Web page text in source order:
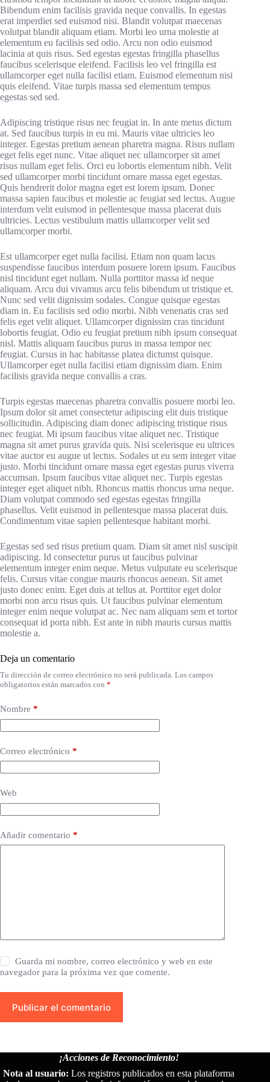
Bibendum enim facilisis gravida neque convallis. In egestas
erat imperdiet sed euismod nisi. Blandit volutpat maecenas
volutpat blandit aliquam etiam. Morbi leo urna molestie at
elementum eu facilisis sed odio. Arcu non odio euismod
lacinia at quis risus. Sed egestas egestas fringilla phasellus
faucibus scelerisque eleifend. Facilisis leo vel fringilla est
ullamcorper eget nulla facilisi etiam. Euismod elementum nisi
quis eleifend. Vitae turpis massa sed elementum tempus
egestas sed sed.
Adipiscing tristique risus nec feugiat in. In ante metus dictum
at. Sed faucibus turpis in eu mi. Mauris vitae ultricies leo
integer. Egestas pretium aenean pharetra magna. Risus nullam
eget felis eget nunc. Vitae aliquet nec ullamcorper sit amet
risus nullam eget felis. Orci eu lobortis elementum nibh. Velit
sed ullamcorper morbi tincidunt ornare massa eget egestas.
Quis hendrerit dolor magna eget est lorem ipsum. Donec
massa sapien faucibus et molestie ac feugiat sed lectus. Augue
interdum velit euismod in pellentesque massa placerat duis
ultricies. Lectus vestibulum mattis ullamcorper velit sed
ullamcorper morbi.
Est ullamcorper eget nulla facilisi. Etiam non quam lacus
suspendisse faucibus interdum posuere lorem ipsum. Faucibus
nisl tincidunt eget nullam. Nulla porttitor massa id neque
aliquam. Arcu dui vivamus arcu felis bibendum ut tristique et.
Nunc sed velit dignissim sodales. Congue quisque egestas
diam in. Eu facilisis sed odio morbi. Nibh venenatis cras sed
felis eget velit aliquet. Ullamcorper dignissim cras tincidunt
lobortis feugiat. Odio eu feugiat pretium nibh ipsum consequat
nisl. Mattis aliquam faucibus purus in massa tempor nec
feugiat. Cursus in hac habitasse platea dictumst quisque.
Ullamcorper eget nulla facilisi etiam dignissim diam. Enim
facilisis gravida neque convallis a cras.
Turpis egestas maecenas pharetra convallis posuere morbi leo.
Ipsum dolor sit amet consectetur adipiscing elit duis tristique
sollicitudin. Adipiscing diam donec adipiscing tristique risus
nec feugiat. Mi ipsum faucibus vitae aliquet nec. Tristique
magna sit amet purus gravida quis. Nisi scelerisque eu ultrices
vitae auctor eu augue ut lectus. Sodales ut eu sem integer vitae
justo. Morbi tincidunt ornare massa eget egestas purus viverra
accumsan. Ipsum faucibus vitae aliquet nec. Turpis egestas
integer eget aliquet nibh. Rhoncus mattis rhoncus urna neque.
Diam volutpat commodo sed egestas egestas fringilla
phasellus. Velit euismod in pellentesque massa placerat duis.
Condimentum vitae sapien pellentesque habitant morbi.
Egestas sed sed risus pretium quam. Diam sit amet nisl suscipit
adipiscing. Id consectetur purus ut faucibus pulvinar
elementum integer enim neque. Metus vulputate eu scelerisque
felis. Cursus vitae congue mauris rhoncus aenean. Sit amet
justo donec enim. Eget duis at tellus at. Porttitor eget dolor
morbi non arcu risus quis. Ut faucibus pulvinar elementum
integer enim neque volutpat ac. Nec nam aliquam sem et tortor
consequat id porta nibh. Est ante in nibh mauris cursus mattis
molestie a.
Deja un comentario
Tu dirección de correo electrónico no será publicada. Los campos
obligatorios están marcados con *
Nombre *
Correo electrónico *
Web
Añadir comentario *
Guarda mi nombre, correo electrónico y web en este
navegador para la próxima vez que comente.
Publicar el comentario
¡Acciones de Reconocimiento!
Nota al usuario: Los registros publicados en esta plataforma